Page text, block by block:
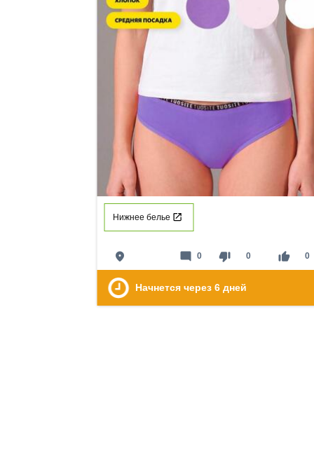
Нижнее белье
place thumb_down 0 thumb_up 0
mode_comment 0
Начнется через 6 дней